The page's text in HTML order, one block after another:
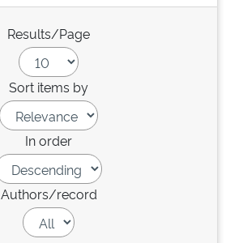
Results/Page
Sort items by
In order
Authors/record